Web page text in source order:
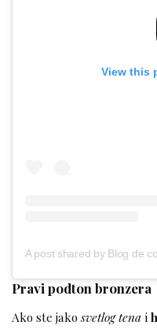
View this
A post shared by Blog de
Pravi podton bronzera
Ako ste jakosvetlog tena i